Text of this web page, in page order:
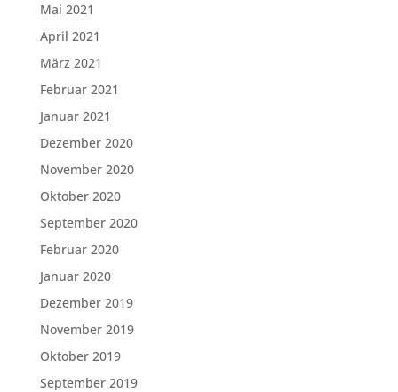
Mai 2021
April 2021
März 2021
Februar 2021
Januar 2021
Dezember 2020
November 2020
Oktober 2020
September 2020
Februar 2020
Januar 2020
Dezember 2019
November 2019
Oktober 2019
September 2019